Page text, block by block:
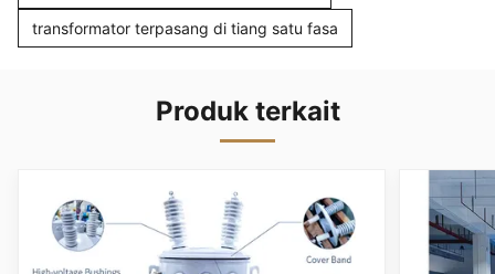
transformator terpasang di tiang satu fasa
Produk terkait